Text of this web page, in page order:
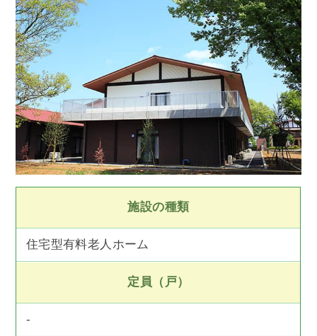
施設の種類
住宅型有料老人ホーム
定員（戸）
-